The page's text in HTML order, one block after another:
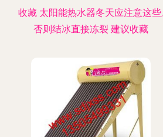
收藏 太阳能热水器冬天应注意这些,
否则结冰直接冻裂 建议收藏